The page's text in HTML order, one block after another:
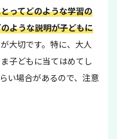
ってどのような学習の
ような説明が子どもに
大切です。特に、大人
子どもに当てはめてし
い場合があるので、注意